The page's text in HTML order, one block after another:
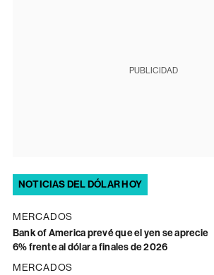
PUBLICIDAD
NOTICIAS DEL DÓLAR HOY
MERCADOS
Bank of America prevé que el yen se aprecie
6% frente al dólar a finales de 2026
MERCADOS